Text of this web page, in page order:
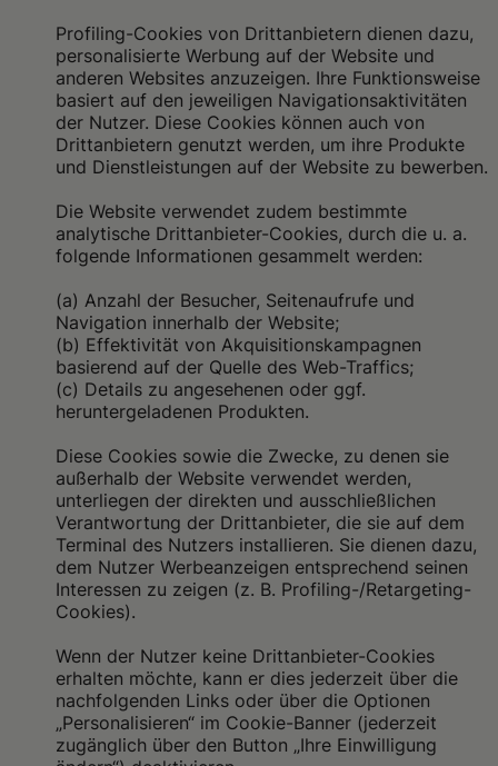
Profiling-Cookies von Drittanbietern dienen dazu,
personalisierte Werbung auf der Website und
anderen Websites anzuzeigen. Ihre Funktionsweise
basiert auf den jeweiligen Navigationsaktivitäten
der Nutzer. Diese Cookies können auch von
Drittanbietern genutzt werden, um ihre Produkte
und Dienstleistungen auf der Website zu bewerben.
Die Website verwendet zudem bestimmte
analytische Drittanbieter-Cookies, durch die u. a.
folgende Informationen gesammelt werden:
(a) Anzahl der Besucher, Seitenaufrufe und
Navigation innerhalb der Website;
(b) Effektivität von Akquisitionskampagnen
basierend auf der Quelle des Web-Traffics;
(c) Details zu angesehenen oder ggf.
heruntergeladenen Produkten.
Diese Cookies sowie die Zwecke, zu denen sie
außerhalb der Website verwendet werden,
unterliegen der direkten und ausschließlichen
Verantwortung der Drittanbieter, die sie auf dem
Terminal des Nutzers installieren. Sie dienen dazu,
dem Nutzer Werbeanzeigen entsprechend seinen
Interessen zu zeigen (z. B. Profiling-/Retargeting-
Cookies).
Wenn der Nutzer keine Drittanbieter-Cookies
erhalten möchte, kann er dies jederzeit über die
nachfolgenden Links oder über die Optionen
„Personalisieren“ im Cookie-Banner (jederzeit
zugänglich über den Button „Ihre Einwilligung